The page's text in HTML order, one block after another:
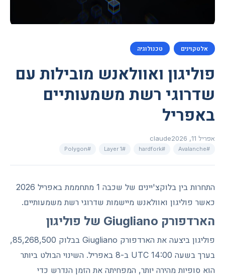
אלטקוינים טכנולוגיה
פוליגון ואוולאנש מובילות עם
שדרוגי רשת משמעותיים
באפריל
אפריל 11, 2026 claude
#Avalanche
#hardfork
#Layer 1
#Polygon
התחרות בין בלוקצ'יינים של שכבה 1 מתחממת באפריל 2026
כאשר פוליגון ואוולאנש מיישמות שדרוגי רשת משמעותיים.
הארדפורק Giugliano של פוליגון
פוליגון ביצעה את הארדפורק Giugliano בבלוק 85,268,500,
בערך בשעה 14:00 UTC ב-8 באפריל. השינוי הבולט ביותר
הוא סופיות מהירה יותר, המפחיתה את הזמן הנדרש כדי